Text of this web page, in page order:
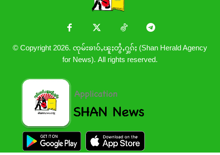
© Copyright 2026. ၸုမ်းၶၢဝ်ႇၽူႈတွႆႇႁွၵ်ႈ (Shan Herald Agency
for News). All rights reserved.